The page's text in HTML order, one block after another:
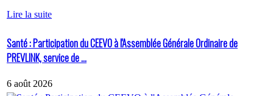
Lire la suite
Santé : Participation du CEEVO à l'Assemblée Générale Ordinaire de
PREVLINK, service de ...
6 août 2026